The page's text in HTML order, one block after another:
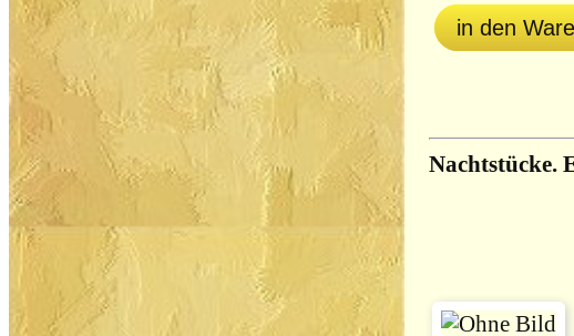
in den
Nachtstücke.